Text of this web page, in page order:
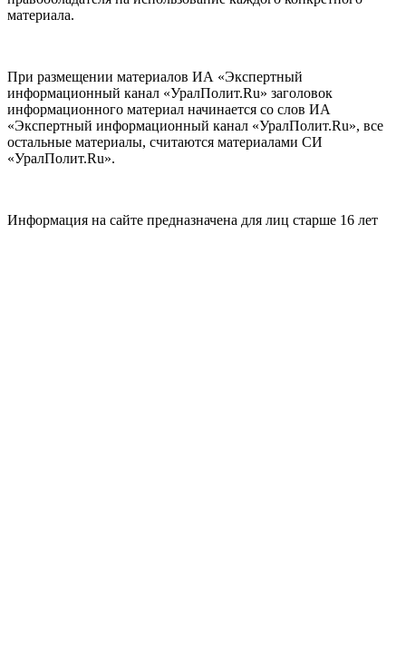
материала.
При размещении материалов ИА «Экспертный
информационный канал «УралПолит.Ru» заголовок
информационного материал начинается со слов ИА
«Экспертный информационный канал «УралПолит.Ru», все
остальные материалы, считаются материалами СИ
«УралПолит.Ru».
Информация на сайте предназначена для лиц старше 16 лет